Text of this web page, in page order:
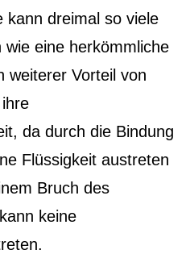
kann dreimal so viele
eine herkömmliche
weiterer Vorteil von
da durch die Bindung
Flüssigkeit austreten
Bruch des
keine